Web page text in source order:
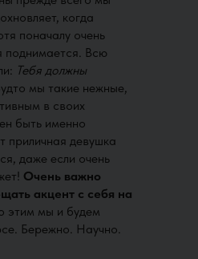
когда
поначалу очень
поднимается. Всю
Тебя должны
мы такие нежные,
в своих
быть именно
приличная девушка
даже если очень
Очень важно
акцент с себя на
этим мы и будем
Бережно. Научно.